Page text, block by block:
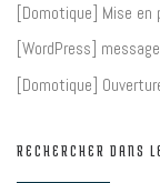
[Domotique] Mise en
[WordPress]
[Domotique]
RECHERCHER DANS